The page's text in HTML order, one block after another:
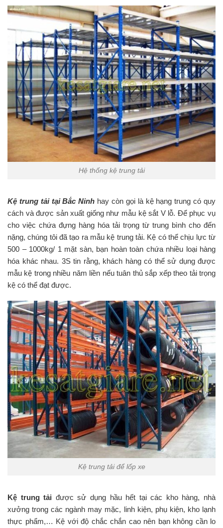
Hệ thống kệ trung tải
Kệ trung tải tại Bắc Ninh hay còn gọi là kệ hạng trung có quy
cách và được sản xuất giống như mẫu kệ sắt V lỗ. Để phục vụ
cho việc chứa đựng hàng hóa tải trọng từ trung bình cho đến
nặng, chúng tôi đã tạo ra mẫu kệ trung tải. Kệ có thể chịu lực từ
500 – 1000kg/ 1 mặt sàn, bạn hoàn toàn chứa nhiều loại hàng
hóa khác nhau. 3S tin rằng, khách hàng có thể sử dụng được
mẫu kệ trong nhiều năm liền nếu tuân thủ sắp xếp theo tải trọng
kệ có thể đạt được.
Kệ trung tải để lốp xe
Kệ trung tải được sử dụng hầu hết tại các kho hàng, nhà
xưởng trong các ngành may mặc, linh kiện, phụ kiện, kho lạnh
thực phẩm,… Kệ với độ chắc chắn cao nên bạn không cần lo